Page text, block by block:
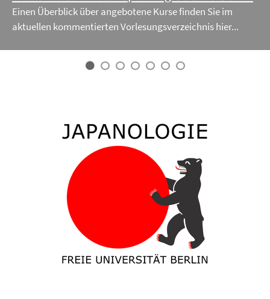
Einen Überblick über angebotene Kurse finden Sie im
aktuellen kommentierten Vorlesungsverzeichnis hier...